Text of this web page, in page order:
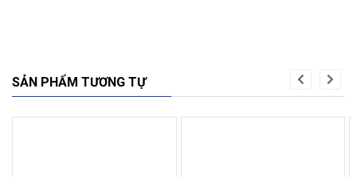
SẢN PHẨM TƯƠNG TỰ